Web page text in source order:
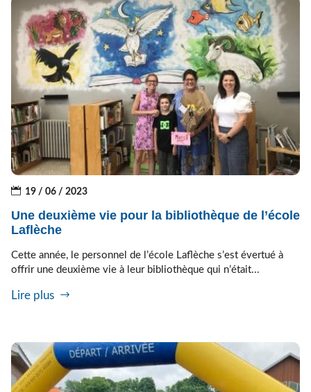
19 / 06 / 2023
Une deuxième vie pour la bibliothèque de l’école
Laflèche
Cette année, le personnel de l’école Laflèche s’est évertué à
offrir une deuxième vie à leur bibliothèque qui n’était...
Lire plus